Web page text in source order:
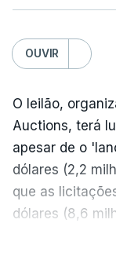
OUVIR
O leilão,
Auctions, terá
apesar de o
dólares (2,2
que as
dólares (8,6
A camisola